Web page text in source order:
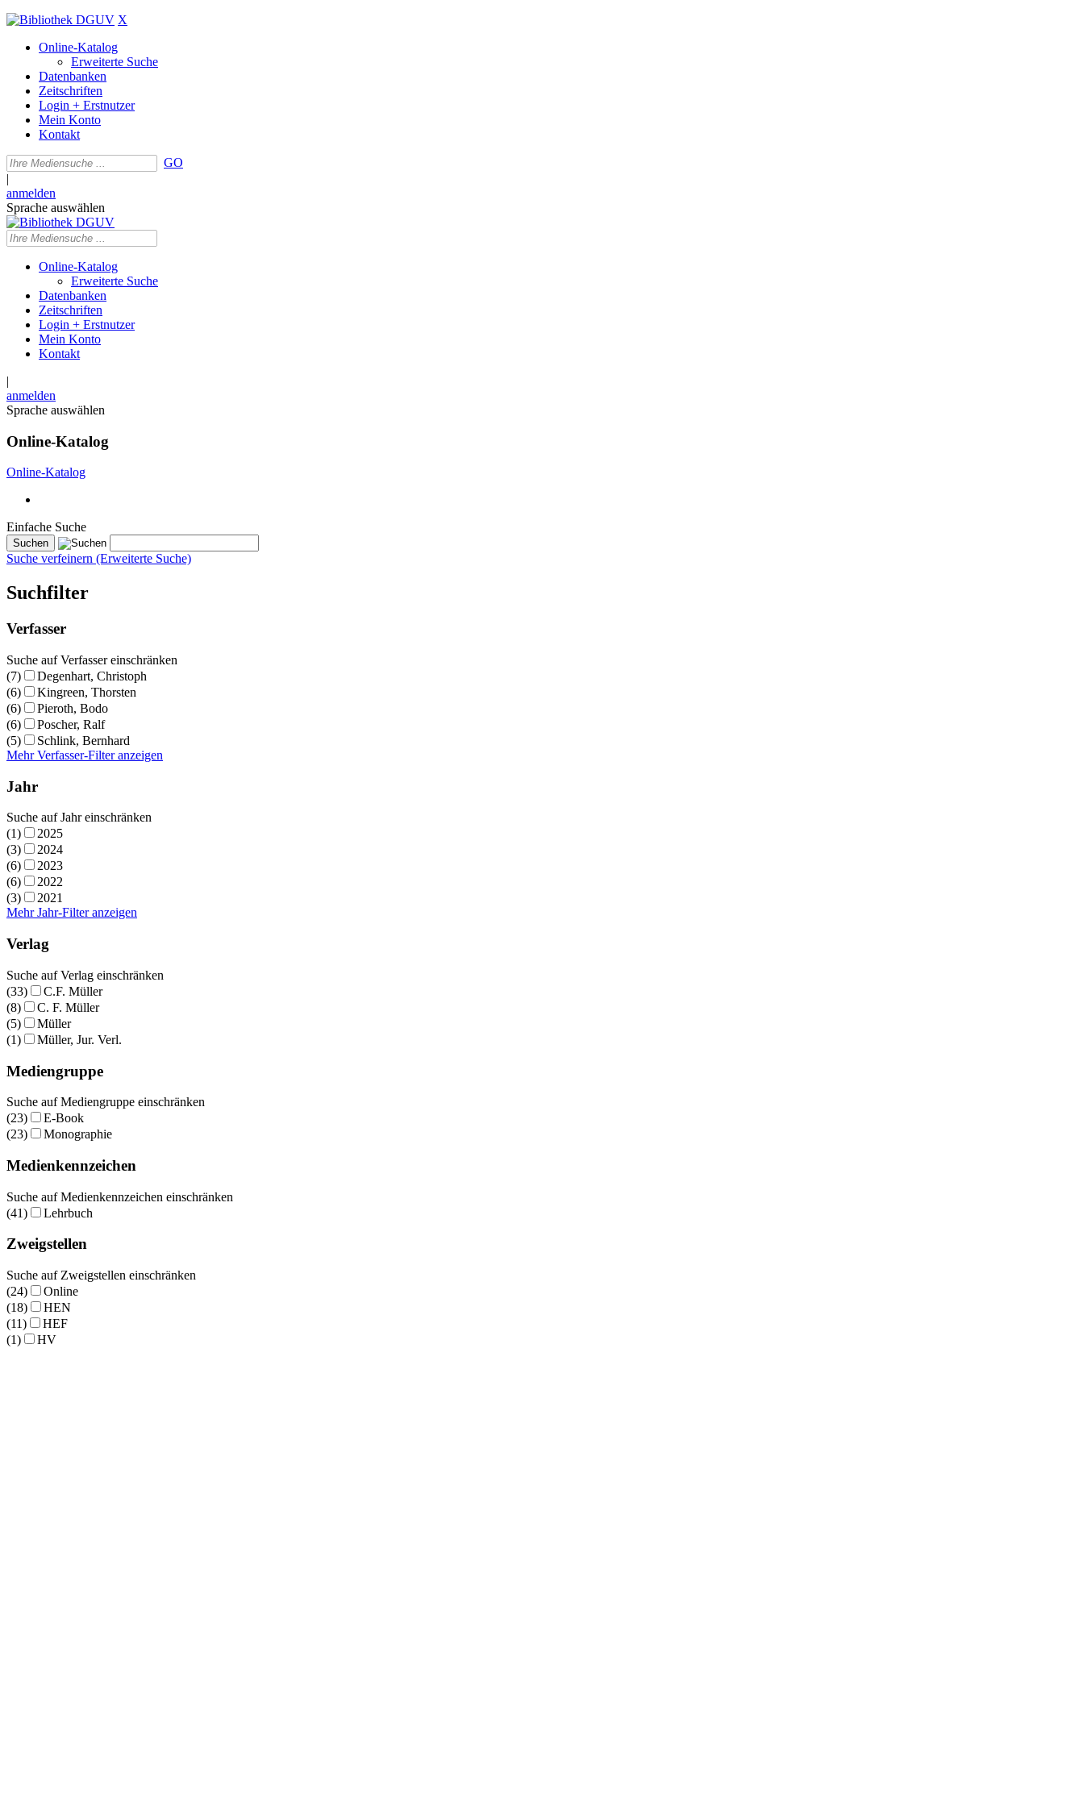
X
Online-Katalog
Erweiterte Suche
Datenbanken
Zeitschriften
Login + Erstnutzer
Mein Konto
Kontakt
GO
|
anmelden
Sprache auswählen
Online-Katalog
Erweiterte Suche
Datenbanken
Zeitschriften
Login + Erstnutzer
Mein Konto
Kontakt
|
anmelden
Sprache auswählen
Online-Katalog
Online-Katalog
Einfache Suche
Suche verfeinern (Erweiterte Suche)
Suchfilter
Verfasser
Suche auf Verfasser einschränken
(7)
Degenhart, Christoph
(6)
Kingreen, Thorsten
(6)
Pieroth, Bodo
(6)
Poscher, Ralf
(5)
Schlink, Bernhard
Mehr Verfasser-Filter anzeigen
Jahr
Suche auf Jahr einschränken
(1)
2025
(3)
2024
(6)
2023
(6)
2022
(3)
2021
Mehr Jahr-Filter anzeigen
Verlag
Suche auf Verlag einschränken
(33)
C.F. Müller
(8)
C. F. Müller
(5)
Müller
(1)
Müller, Jur. Verl.
Mediengruppe
Suche auf Mediengruppe einschränken
(23)
E-Book
(23)
Monographie
Medienkennzeichen
Suche auf Medienkennzeichen einschränken
(41)
Lehrbuch
Zweigstellen
Suche auf Zweigstellen einschränken
(24)
Online
(18)
HEN
(11)
HEF
(1)
HV